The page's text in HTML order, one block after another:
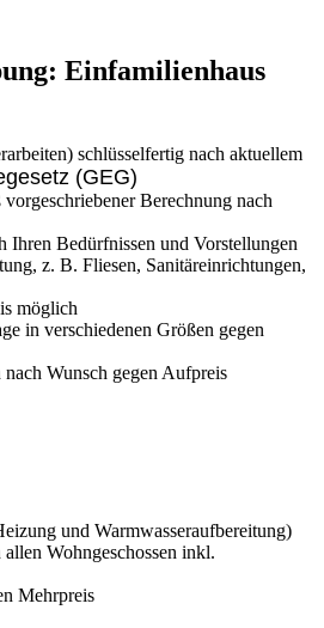
Einfamilienhaus
schlüsselfertig nach aktuellem
(GEG)
Berechnung nach
Ihren Bedürfnissen und Vorstellungen
z. B. Fliesen, Sanitäreinrichtungen,
möglich
in verschiedenen Größen gegen
nach Wunsch gegen Aufpreis
und Warmwasseraufbereitung)
Wohngeschossen inkl.
Mehrpreis